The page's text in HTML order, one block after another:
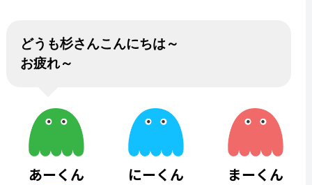
どうも杉さんこんにちは～
お疲れ～
あーくん にーくん まーくん